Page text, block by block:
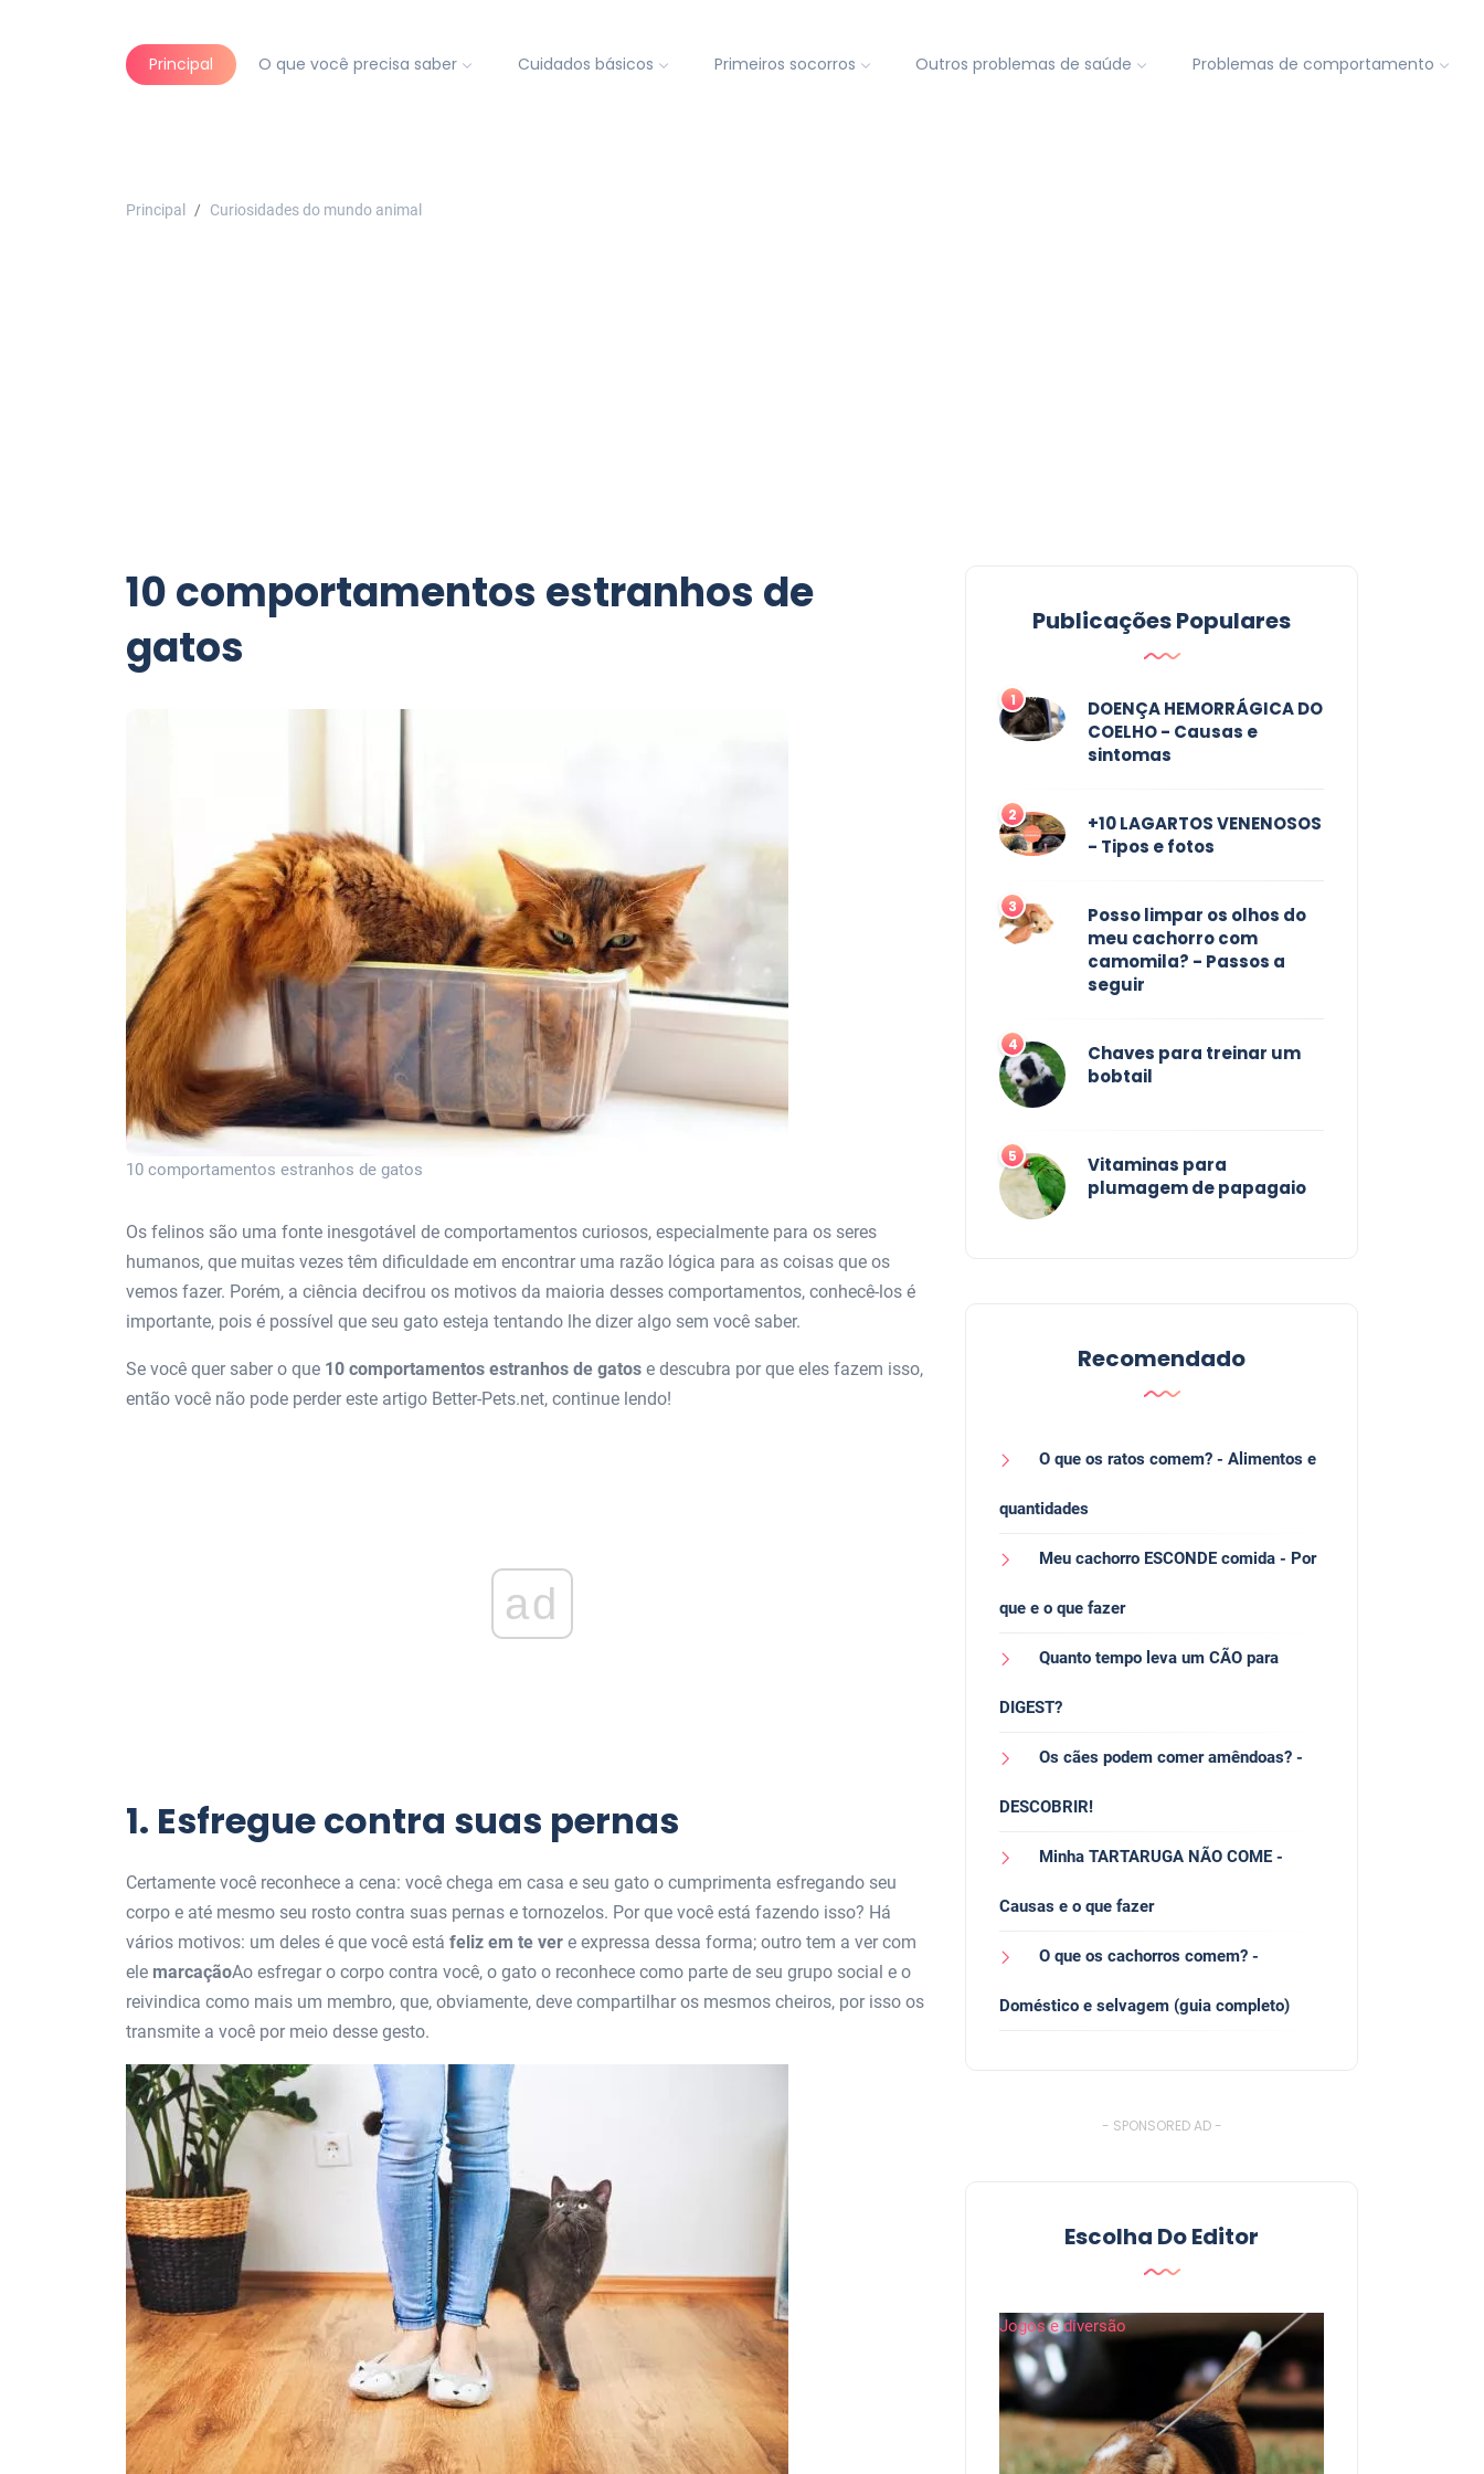
Principal O que você precisa saber Cuidados básicos Primeiros socorros Outros problemas de saúde Problemas de comportamento
Principal Curiosidades do mundo animal
10 comportamentos estranhos de
gatos
10 comportamentos estranhos de gatos
Os felinos são uma fonte inesgotável de comportamentos curiosos, especialmente para os seres
humanos, que muitas vezes têm dificuldade em encontrar uma razão lógica para as coisas que os
vemos fazer. Porém, a ciência decifrou os motivos da maioria desses comportamentos, conhecê-los é
importante, pois é possível que seu gato esteja tentando lhe dizer algo sem você saber.
Se você quer saber o que 10 comportamentos estranhos de gatos e descubra por que eles fazem isso,
então você não pode perder este artigo Better-Pets.net, continue lendo!
ad
1. Esfregue contra suas pernas
Certamente você reconhece a cena: você chega em casa e seu gato o cumprimenta esfregando seu
corpo e até mesmo seu rosto contra suas pernas e tornozelos. Por que você está fazendo isso? Há
vários motivos: um deles é que você está feliz em te ver e expressa dessa forma; outro tem a ver com
ele marcaçãoAo esfregar o corpo contra você, o gato o reconhece como parte de seu grupo social e o
reivindica como mais um membro, que, obviamente, deve compartilhar os mesmos cheiros, por isso os
transmite a você por meio desse gesto.
Publicações Populares
1
DOENÇA HEMORRÁGICA DO
COELHO - Causas e
sintomas
2
+10 LAGARTOS VENENOSOS
- Tipos e fotos
3
Posso limpar os olhos do
meu cachorro com
camomila? - Passos a
seguir
4
Chaves para treinar um
bobtail
5
Vitaminas para
plumagem de papagaio
Recomendado
O que os ratos comem? - Alimentos e
quantidades
Meu cachorro ESCONDE comida - Por
que e o que fazer
Quanto tempo leva um CÃO para
DIGEST?
Os cães podem comer amêndoas? -
DESCOBRIR!
Minha TARTARUGA NÃO COME -
Causas e o que fazer
O que os cachorros comem? -
Doméstico e selvagem (guia completo)
- SPONSORED AD -
Escolha Do Editor
Jogos e diversão